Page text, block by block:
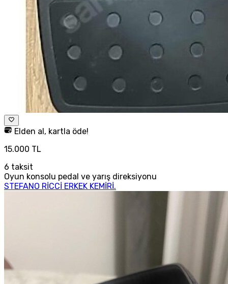
Elden al, kartla öde!
15.000 TL
6 taksit
Oyun konsolu pedal ve yarış direksiyonu
STEFANO RİCCİ ERKEK KEMİRİ.